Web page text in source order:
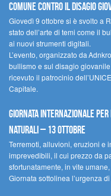
comune contro il disagio
Giovedì 9 ottobre si è svolto a
stato dell’arte di temi come il
ai nuovi strumenti digitali.
L’evento, organizzato da
bullismo e sul disagio
ricevuto il patrocinio
Capitale.
Giornata internazionale
naturali – 13 ottobre
Terremoti, alluvioni, eruzioni e
imprevedibili, il cui prezzo da
sfortunatamente, in vite
Giornata sottolinea l’urgenza